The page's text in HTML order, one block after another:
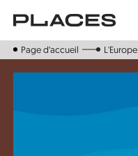
contenu
Page d‘accueil L'Europe